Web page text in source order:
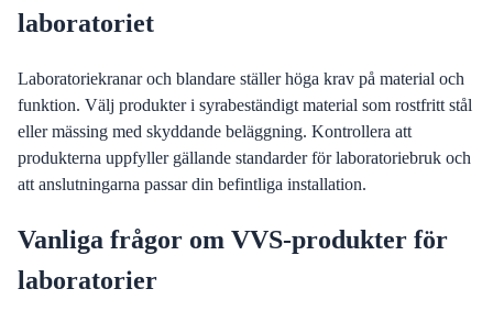
laboratoriet
Laboratoriekranar och blandare ställer höga krav på material och
funktion. Välj produkter i syrabeständigt material som rostfritt stål
eller mässing med skyddande beläggning. Kontrollera att
produkterna uppfyller gällande standarder för laboratoriebruk och
att anslutningarna passar din befintliga installation.
Vanliga frågor om VVS-produkter för
laboratorier